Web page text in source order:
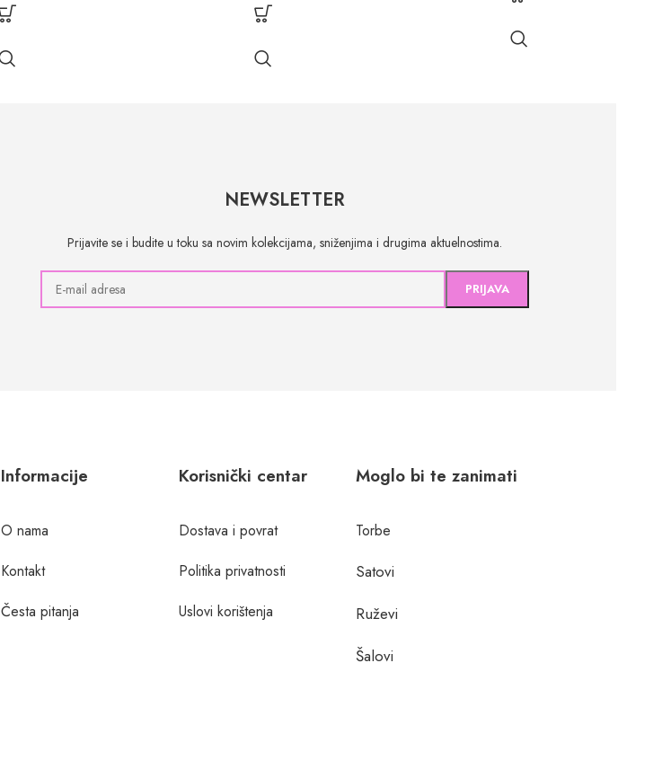
NEWSLETTER
Prijavite se i budite u toku sa novim kolekcijama, sniženjima i drugima aktuelnostima.
Informacije
O nama
Kontakt
Česta pitanja
Korisnički centar
Dostava i povrat
Politika privatnosti
Uslovi korištenja
Moglo bi te zanimati
Torbe
Satovi
Ruževi
Šalovi